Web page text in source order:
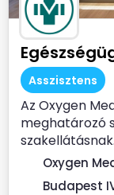
Asszisztens
Az Oxygen
meghatározó
szakellátásnak.
Oxygen
Budapest